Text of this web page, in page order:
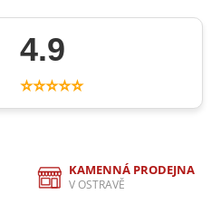
4.9
⭐⭐⭐⭐⭐
KAMENNÁ PRODEJNA
V OSTRAVĚ